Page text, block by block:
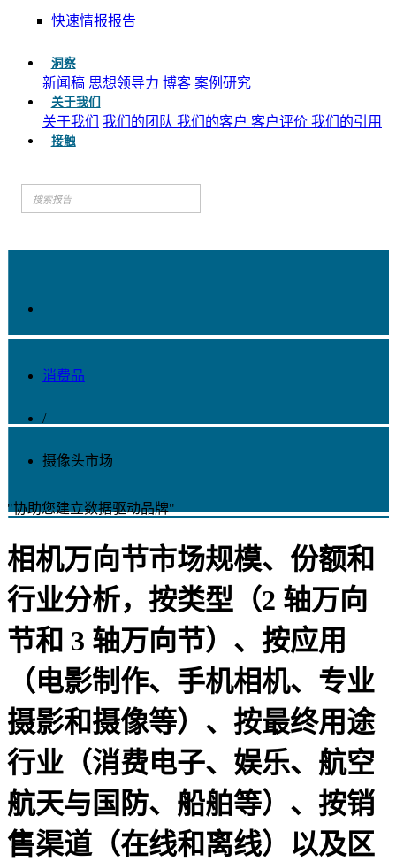
快速情报报告
洞察
新闻稿 思想领导力 博客 案例研究
关于我们
关于我们 我们的团队 我们的客户 客户评价 我们的引用
接触
消费品
/
摄像头市场
"协助您建立数据驱动品牌"
相机万向节市场规模、份额和
行业分析，按类型（2 轴万向
节和 3 轴万向节）、按应用
（电影制作、手机相机、专业
摄影和摄像等）、按最终用途
行业（消费电子、娱乐、航空
航天与国防、船舶等）、按销
售渠道（在线和离线）以及区